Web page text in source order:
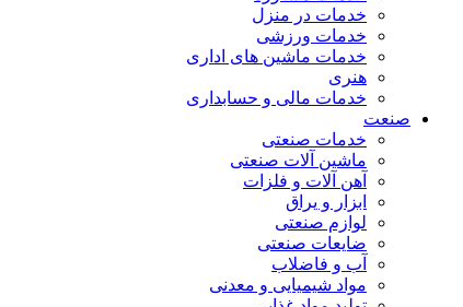
خدمات در منزل
خدمات ورزشی
خدمات ماشین های اداری
هنری
خدمات مالی و حسابداری
صنعت
خدمات صنعتی
ماشین آلات صنعتی
آهن آلات و فلزات
ابزار و یراق
لوازم صنعتی
ضایعات صنعتی
آب و فاضلاب
مواد شیمیایی و معدنی